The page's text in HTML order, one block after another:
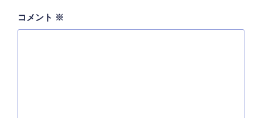
コメント ※